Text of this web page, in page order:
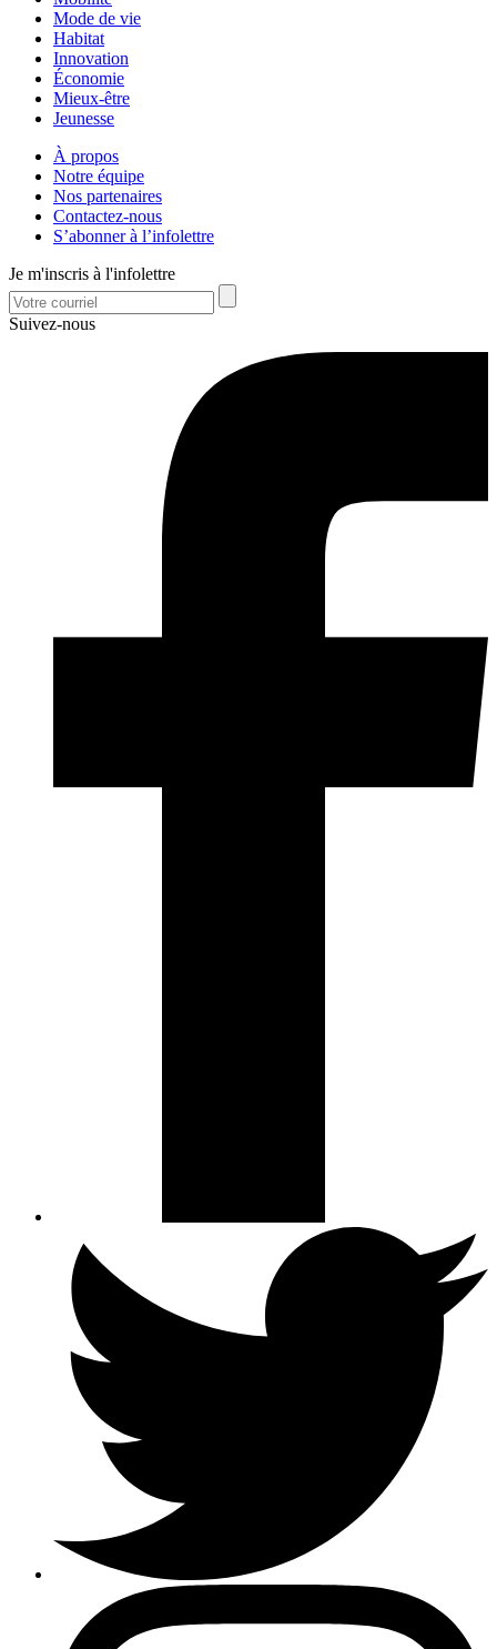
Mode de vie
Habitat
Innovation
Économie
Mieux-être
Jeunesse
À propos
Notre équipe
Nos partenaires
Contactez-nous
S’abonner à l’infolettre
Je m'inscris à l'infolettre
Suivez-nous